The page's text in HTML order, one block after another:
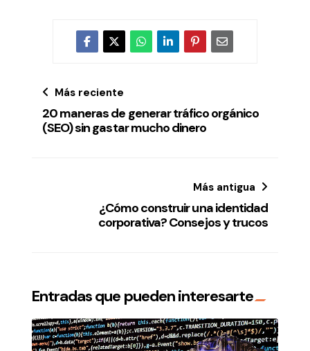
Más reciente
20 maneras de generar tráfico orgánico
(SEO) sin gastar mucho dinero
Más antigua
¿Cómo construir una identidad
corporativa? Consejos y trucos
Entradas que pueden interesarte